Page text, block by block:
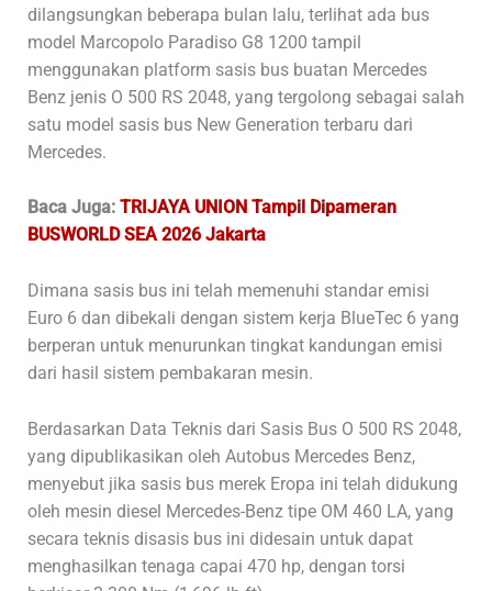
dilangsungkan beberapa bulan lalu, terlihat ada bus
model Marcopolo Paradiso G8 1200 tampil
menggunakan platform sasis bus buatan Mercedes
Benz jenis O 500 RS 2048, yang tergolong sebagai salah
satu model sasis bus New Generation terbaru dari
Mercedes.
Baca Juga: TRIJAYA UNION Tampil Dipameran
BUSWORLD SEA 2026 Jakarta
Dimana sasis bus ini telah memenuhi standar emisi
Euro 6 dan dibekali dengan sistem kerja BlueTec 6 yang
berperan untuk menurunkan tingkat kandungan emisi
dari hasil sistem pembakaran mesin.
Berdasarkan Data Teknis dari Sasis Bus O 500 RS 2048,
yang dipublikasikan oleh Autobus Mercedes Benz,
menyebut jika sasis bus merek Eropa ini telah didukung
oleh mesin diesel Mercedes-Benz tipe OM 460 LA, yang
secara teknis disasis bus ini didesain untuk dapat
menghasilkan tenaga capai 470 hp, dengan torsi